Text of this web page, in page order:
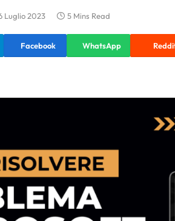
Luglio 2023 5 Mins Read
Facebook WhatsApp